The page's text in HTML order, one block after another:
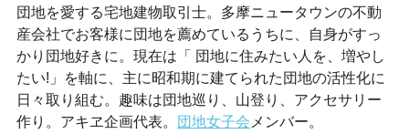
団地を愛する宅地建物取引士。多摩ニュータウンの不動
産会社でお客様に団地を薦めているうちに、自身がすっ
かり団地好きに。現在は「 団地に住みたい人を、増やし
たい!」を軸に、主に昭和期に建てられた団地の活性化に
日々取り組む。趣味は団地巡り、山登り、アクセサリー
作り。アキヱ企画代表。
団地女子会 メンバー。